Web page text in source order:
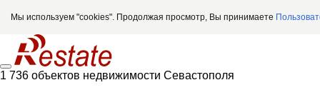
Мы используем "cookies". Продолжая просмотр, Вы принимаете
1 736 объектов недвижимости Севастополя